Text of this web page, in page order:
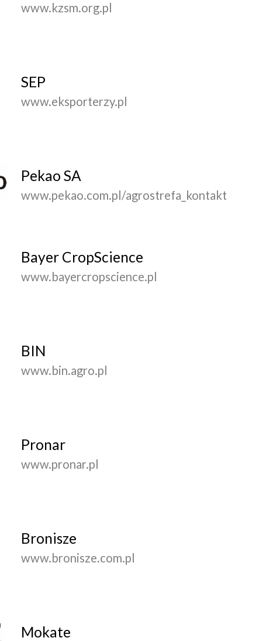
www.kzsm.org.pl
SEP
www.eksporterzy.pl
Pekao SA
www.pekao.com.pl/agrostrefa_kontakt
Bayer CropScience
www.bayercropscience.pl
BIN
www.bin.agro.pl
Pronar
www.pronar.pl
Bronisze
www.bronisze.com.pl
Mokate